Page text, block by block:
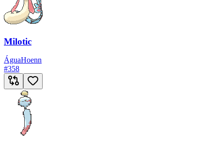
Milotic
ÁguaHoenn
#358